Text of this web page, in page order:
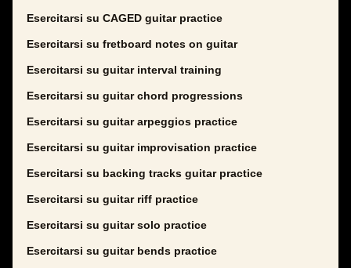
Esercitarsi su CAGED guitar practice
Esercitarsi su fretboard notes on guitar
Esercitarsi su guitar interval training
Esercitarsi su guitar chord progressions
Esercitarsi su guitar arpeggios practice
Esercitarsi su guitar improvisation practice
Esercitarsi su backing tracks guitar practice
Esercitarsi su guitar riff practice
Esercitarsi su guitar solo practice
Esercitarsi su guitar bends practice